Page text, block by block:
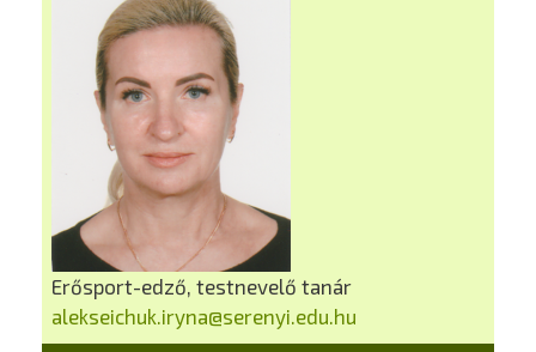
Erősport-edző, testnevelő tanár
alekseichuk.iryna@serenyi.edu.hu